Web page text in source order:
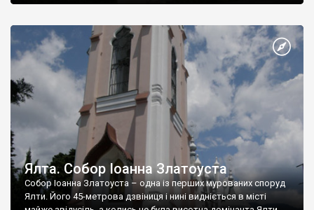
Ялта. Собор Іоанна Златоуста
Собор Іоанна Златоуста – одна із перших мурованих споруд
Ялти. Його 45-метрова дзвіниця і нині видніється в місті